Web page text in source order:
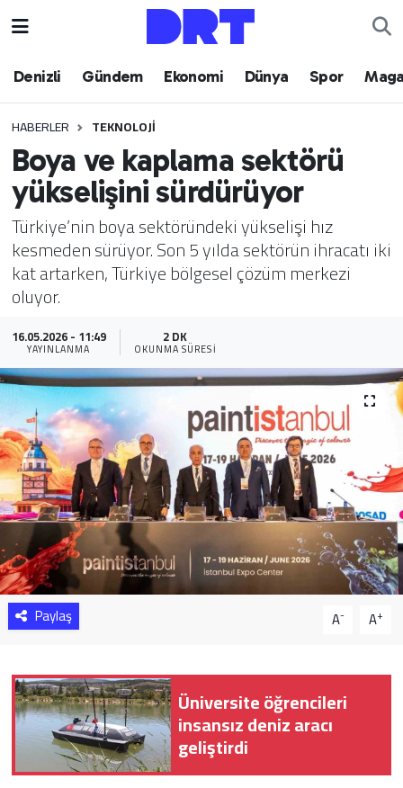
Denizli Gündem Ekonomi Dünya Spor
HABERLER TEKNOLOJI
Boya ve kaplama sektörü
yükselişini sürdürüyor
Türkiye’nin boya sektöründeki yükselişi hız
kesmeden sürüyor. Son 5 yılda sektörün ihracatı iki
kat artarken, Türkiye bölgesel çözüm merkezi
oluyor.
16.05.2026 - 11:49
YAYINLANMA
2 DK
OKUNMA SÜRESI
Paylaş A- A+
Üniversite öğrencileri
insansız deniz aracı
geliştirdi
Denizli
Ekonomi
Dünya
Spor
Magazin
Teknoloji
Yaşam
Sağlık
Yazarlar
Resmi İlan
Resmi Reklam
Hava Durumu
Puan Durumu ve Fikstür
Tüm Manşetler
Son Dakika Haberleri
Haber Arşivi